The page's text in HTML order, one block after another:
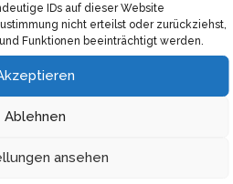
IDs auf dieser Website
nicht erteilst oder zurückziehst,
Funktionen beeinträchtigt werden.
Ablehnen
ansehen
sich für den täglichen
robuste Keramikmaterial
bei regelmäßiger